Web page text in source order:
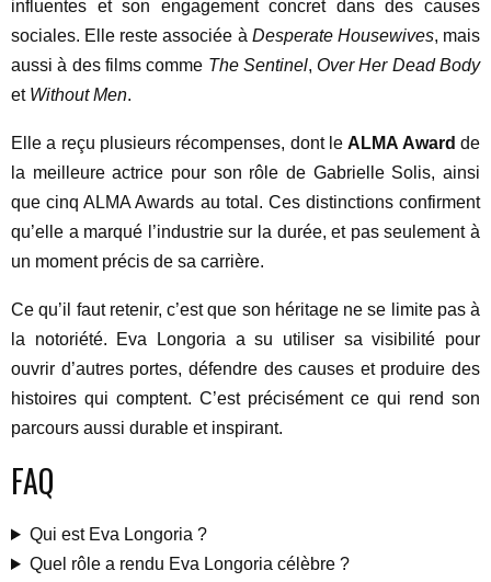
influentes et son engagement concret dans des causes
sociales. Elle reste associée à Desperate Housewives, mais
aussi à des films comme The Sentinel,Over Her Dead Body
et Without Men.
Elle a reçu plusieurs récompenses, dont leALMA Award de
la meilleure actrice pour son rôle de Gabrielle Solis, ainsi
que cinq ALMA Awards au total. Ces distinctions confirment
qu’elle a marqué l’industrie sur la durée, et pas seulement à
un moment précis de sa carrière.
Ce qu’il faut retenir, c’est que son héritage ne se limite pas à
la notoriété. Eva Longoria a su utiliser sa visibilité pour
ouvrir d’autres portes, défendre des causes et produire des
histoires qui comptent. C’est précisément ce qui rend son
parcours aussi durable et inspirant.
FAQ
Qui est Eva Longoria ?
Quel rôle a rendu Eva Longoria célèbre ?